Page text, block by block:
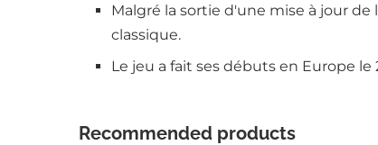
Malgré la sortie d'une mise à jour de
classique.
Le jeu a fait ses débuts en Europe
Recommended products